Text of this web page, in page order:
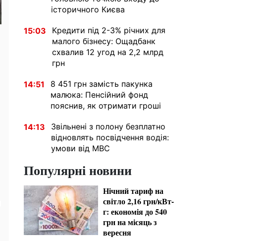
історичного Києва
15:03
Кредити під 2-3% річних для
малого бізнесу: Ощадбанк
схвалив 12 угод на 2,2 млрд
грн
14:51
8 451 грн замість пакунка
малюка: Пенсійний фонд
пояснив, як отримати гроші
14:13
Звільнені з полону безплатно
відновлять посвідчення водія:
умови від МВС
Популярні новини
Нічний тариф на
світло 2,16 грн/кВт-
г: економія до 540
грн на місяць з
вересня